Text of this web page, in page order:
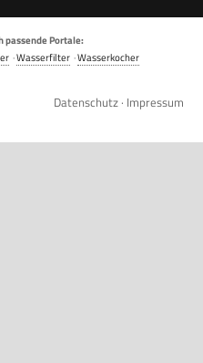
Portale:
·Wasserfilter·Wasserkocher
Datenschutz · Impressum